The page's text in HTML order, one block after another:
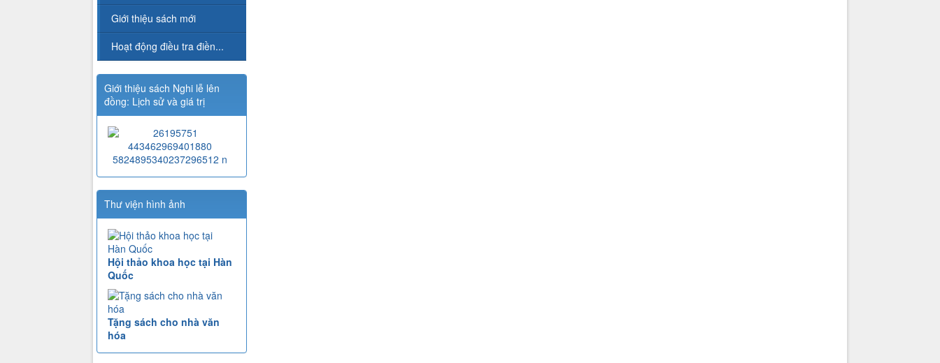
Giới thiệu sách mới
Hoạt động điều tra điền...
Giới thiệu sách Nghi lễ lên
đồng: Lịch sử và giá trị
Thư viện hình ảnh
Hội thảo khoa học tại Hàn
Quốc
Tặng sách cho nhà văn
hóa